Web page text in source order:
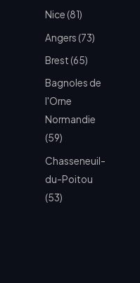
Nice (81)
Angers (73)
Brest (65)
Bagnoles de
l'Orne
Normandie
(59)
Chasseneuil-
du-Poitou
(53)